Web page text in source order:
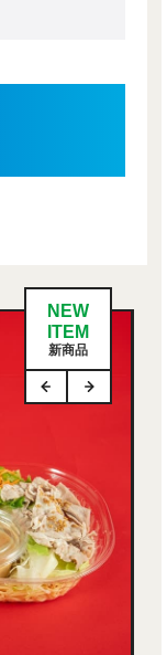
NEW
ITEM
新商品